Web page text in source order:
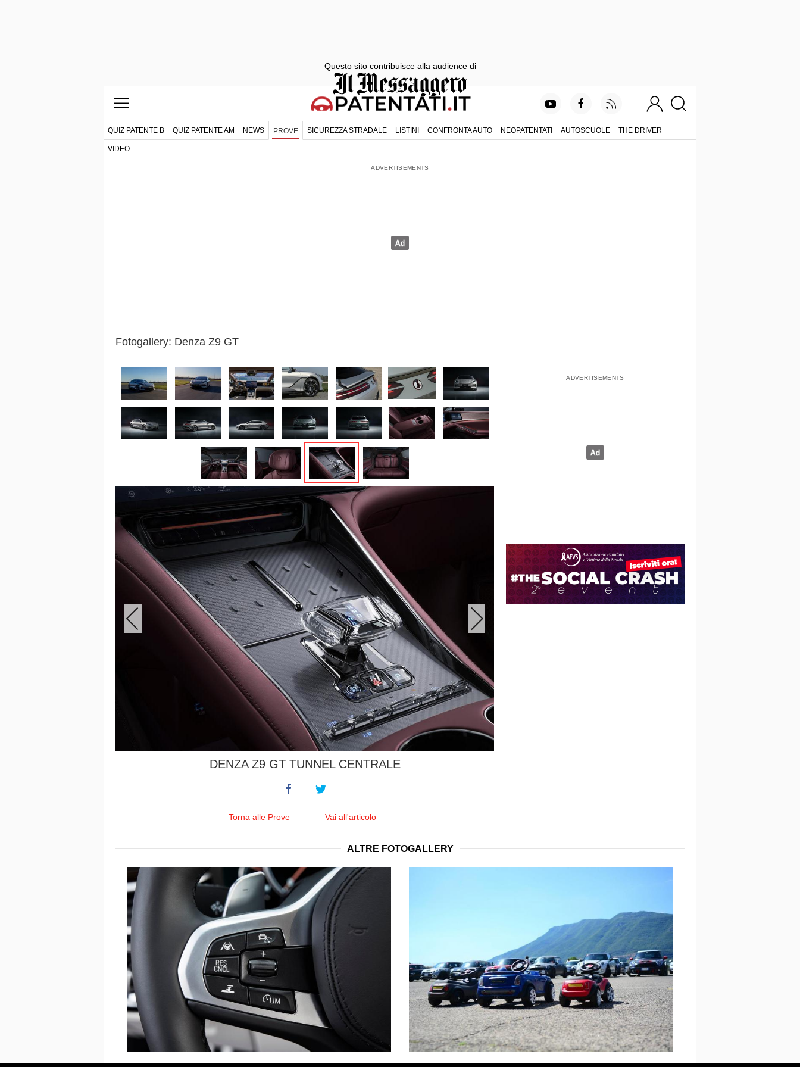
QUIZ PATENTE B QUIZ PATENTE AM NEWS PROVE SICUREZZA STRADALE LISTINI CONFRONTA AUTO NEOPATENTATI AUTOSCUOLE THE DRIVER
VIDEO
Fotogallery: Denza Z9 GT
DENZA Z9 GT TUNNEL CENTRALE
Torna alle Prove Vai all'articolo
ALTRE FOTOGALLERY
Questo sito contribuisce alla audience di